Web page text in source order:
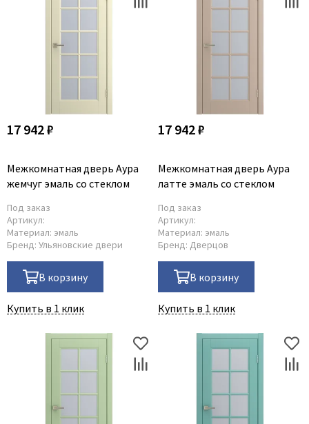
17 942 ₽
Межкомнатная дверь Аура
жемчуг эмаль со стеклом
Под заказ
Артикул:
Материал: эмаль
Бренд: Ульяновские двери
В корзину
Купить в 1 клик
17 942 ₽
Межкомнатная дверь Аура
латте эмаль со стеклом
Под заказ
Артикул:
Материал: эмаль
Бренд: Дверцов
В корзину
Купить в 1 клик